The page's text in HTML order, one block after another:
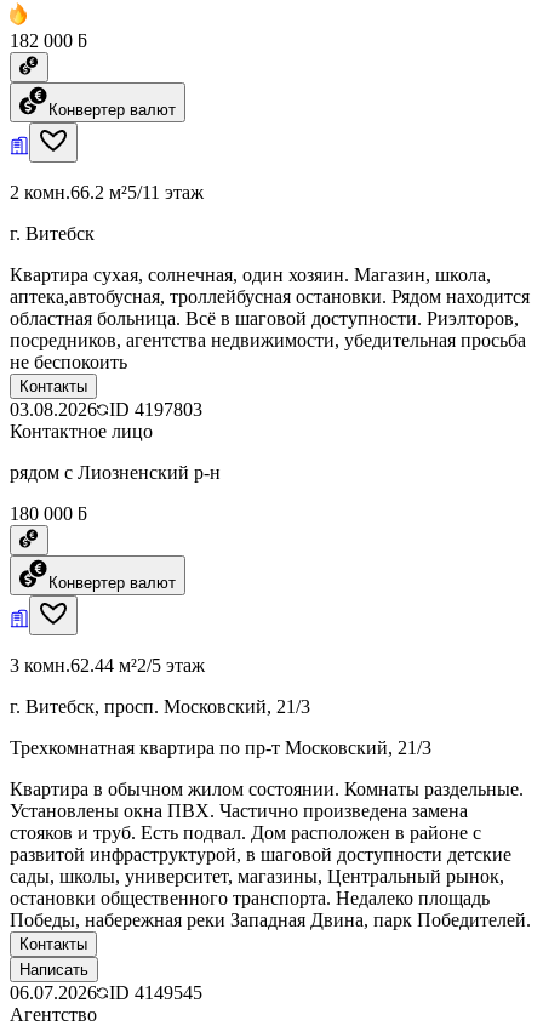
182 000 ƃ
Конвертер валют
2 комн.66.2 м²5/11 этаж
г. Витебск
Квартира сухая, солнечная, один хозяин. Магазин, школа,
аптека,автобусная, троллейбусная остановки. Рядом находится
областная больница. Всё в шаговой доступности. Риэлторов,
посредников, агентства недвижимости, убедительная просьба
не беспокоить
Контакты
03.08.2026 ID 4197803
Контактное лицо
рядом с Лиозненский р-н
180 000 ƃ
Конвертер валют
3 комн.62.44 м²2/5 этаж
г. Витебск, просп. Московский, 21/3
Трехкомнатная квартира по пр-т Московский, 21/3
Квартира в обычном жилом состоянии. Комнаты раздельные.
Установлены окна ПВХ. Частично произведена замена
стояков и труб. Есть подвал. Дом расположен в районе с
развитой инфраструктурой, в шаговой доступности детские
сады, школы, университет, магазины, Центральный рынок,
остановки общественного транспорта. Недалеко площадь
Победы, набережная реки Западная Двина, парк Победителей.
Контакты
Написать
06.07.2026 ID 4149545
Агентство